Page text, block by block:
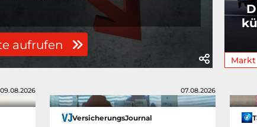
aufrufen
Markt
09.08.2026 07.08.2026
VersicherungsJournal